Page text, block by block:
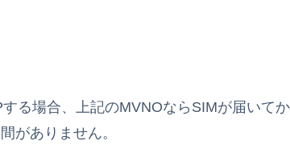
る場合、上記のMVNOならSIMが届いて
がありません。